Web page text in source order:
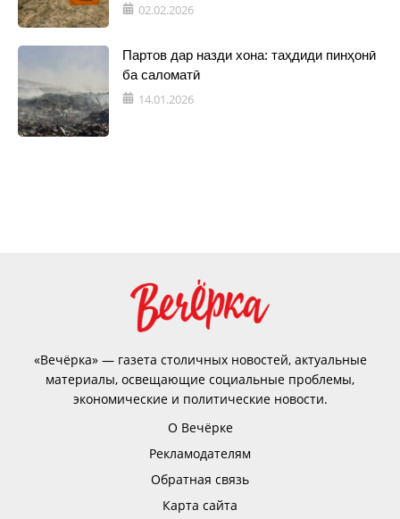
02.02.2026
Партов дар назди хона: таҳдиди пинҳонӣ
ба саломатӣ
14.01.2026
«Вечёрка» — газета столичных новостей, актуальные
материалы, освещающие социальные проблемы,
экономические и политические новости.
О Вечёрке
Рекламодателям
Обратная связь
Карта сайта